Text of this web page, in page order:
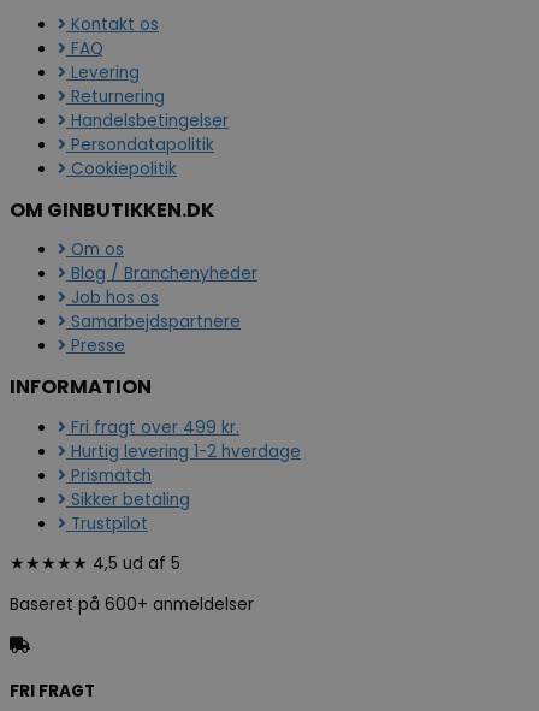
Kontakt os
FAQ
Levering
Returnering
Handelsbetingelser
Persondatapolitik
Cookiepolitik
OM GINBUTIKKEN.DK
Om os
Blog / Branchenyheder
Job hos os
Samarbejdspartnere
Presse
INFORMATION
Fri fragt over 499 kr.
Hurtig levering 1-2 hverdage
Prismatch
Sikker betaling
Trustpilot
★★★★★ 4,5 ud af 5
Baseret på 600+ anmeldelser
FRI FRAGT